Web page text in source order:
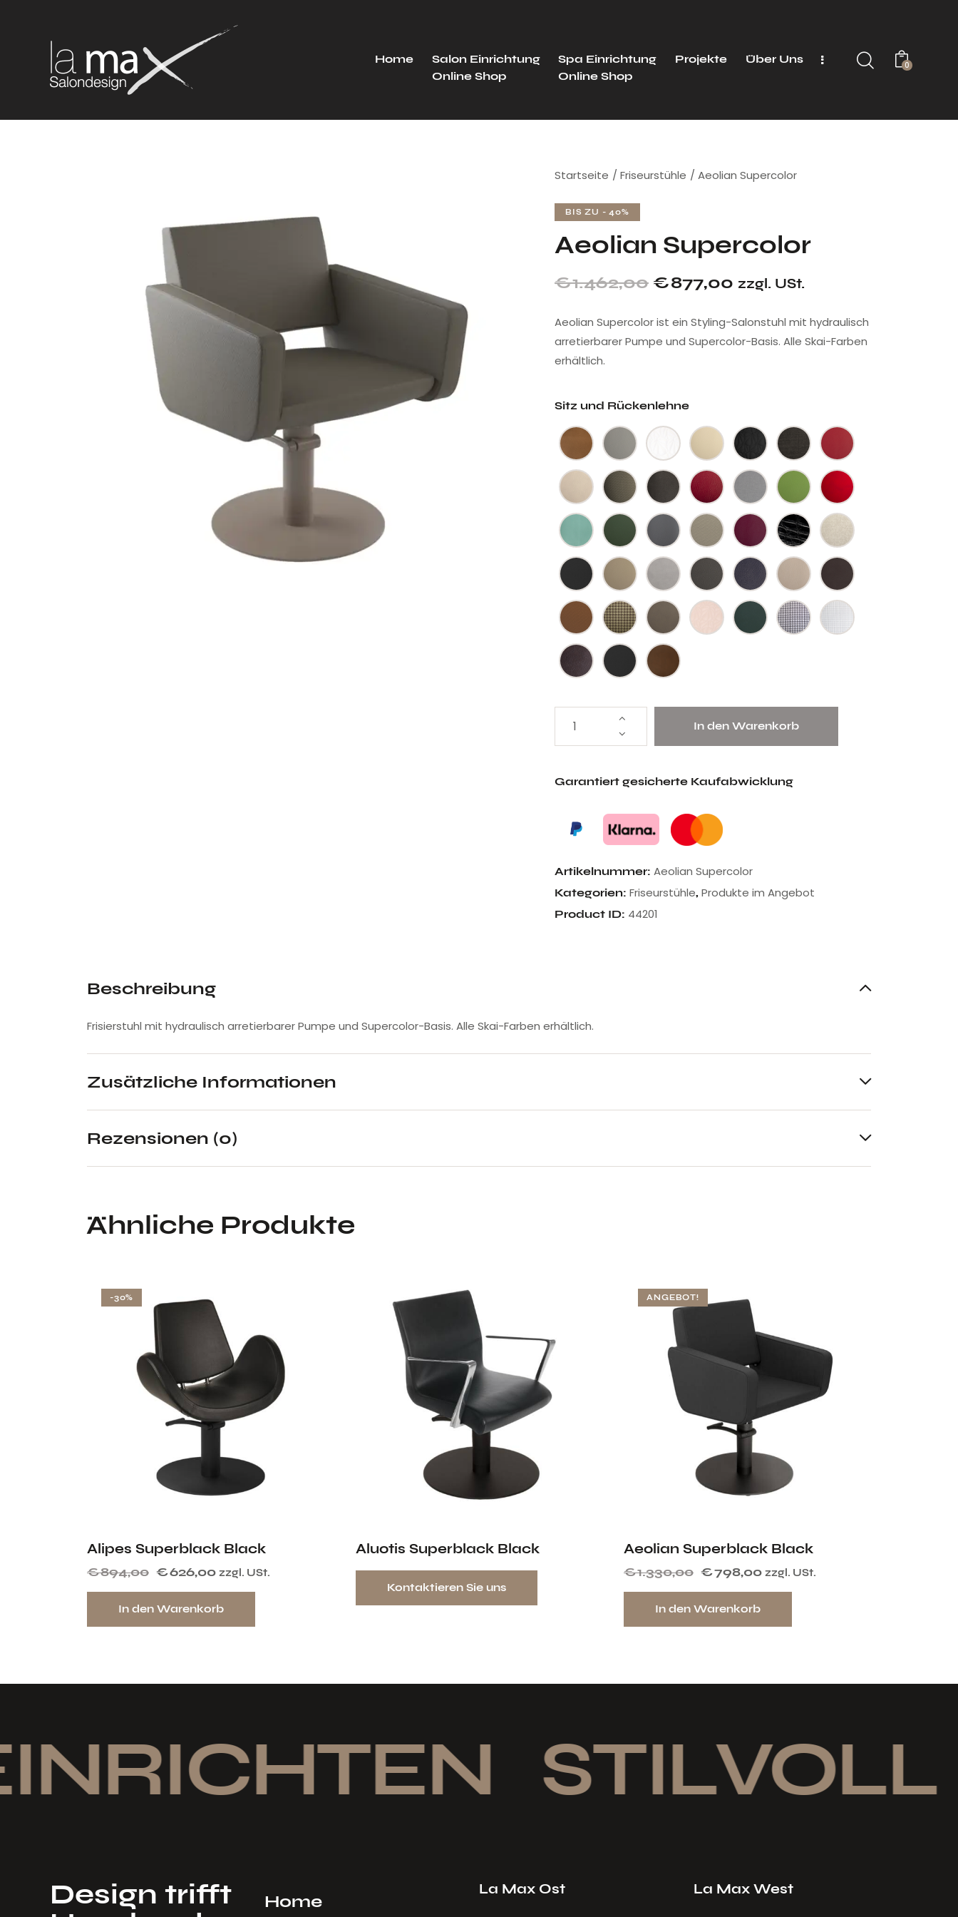
Home
Salon Einrichtung
Online Shop
Spa Einrichtung
Online Shop
Projekte Über Uns 0
Startseite Friseurstühle Aeolian Supercolor
BIS ZU - 40%
Aeolian Supercolor
€1.462,00 €877,00 zzgl. USt.
Aeolian Supercolor ist ein Styling-Salonstuhl mit hydraulisch
arretierbarer Pumpe und Supercolor-Basis. Alle Skai-Farben
erhältlich.
Sitz und Rückenlehne
In den Warenkorb
Garantiert gesicherte Kaufabwicklung
Artikelnummer: Aeolian Supercolor
Kategorien: Friseurstühle, Produkte im Angebot
Product ID: 44201
Beschreibung
Frisierstuhl mit hydraulisch arretierbarer Pumpe und Supercolor-Basis. Alle Skai-Farben erhältlich.
Zusätzliche Informationen
Rezensionen (0)
Ähnliche Produkte
-30%
Alipes Superblack Black
€894,00 €626,00 zzgl. USt.
In den Warenkorb
Aluotis Superblack Black
Kontaktieren Sie uns
ANGEBOT!
Aeolian Superblack Black
€1.330,00 €798,00 zzgl. USt.
In den Warenkorb
STILVOLL
Design trifft
Home
La Max Ost La Max West